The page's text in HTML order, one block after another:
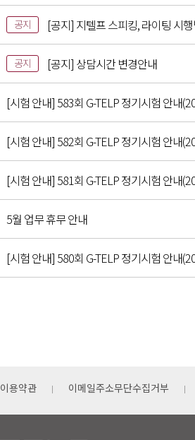
공지 [공지] 지텔프 스피킹, 라이팅 시
공지 [공지] 상담시간 변경안내
[시험 안내] 583회 G-TELP 정기시험 안내
[시험 안내] 582회 G-TELP 정기시험 안내
[시험 안내] 581회 G-TELP 정기시험 안내
5월 업무 휴무 안내
[시험 안내] 580회 G-TELP 정기시험 안내
이용약관 이메일주소무단수집거부